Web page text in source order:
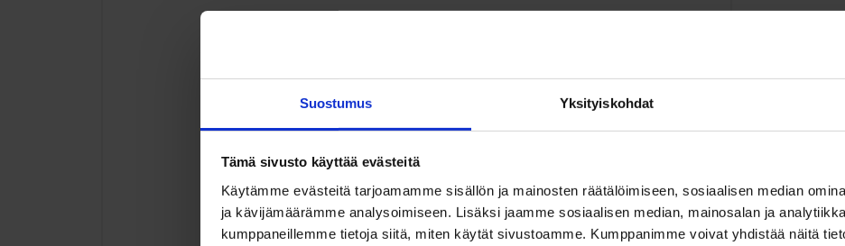
Suostumus Yksityiskohdat
Tämä sivusto käyttää evästeitä
Käytämme evästeitä tarjoamamme sisällön ja mainosten räätälöimiseen, sosiaalisen median
ja kävijämäärämme analysoimiseen. Lisäksi jaamme sosiaalisen median, mainosalan ja
kumppaneillemme tietoja siitä, miten käytät sivustoamme. Kumppanimme voivat yhdistää näitä